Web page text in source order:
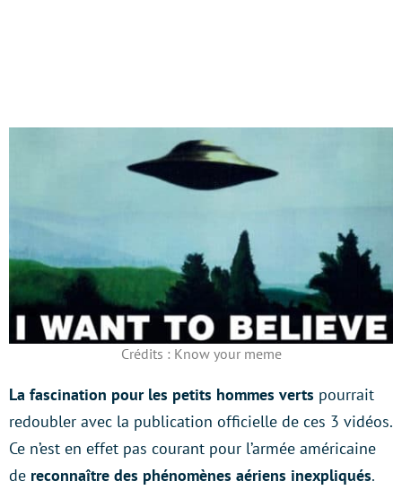
Crédits : Know your meme
La fascination pour les petits hommes verts pourrait
redoubler avec la publication officielle de ces 3 vidéos.
Ce n’est en effet pas courant pour l’armée américaine
de reconnaître des phénomènes aériens inexpliqués.